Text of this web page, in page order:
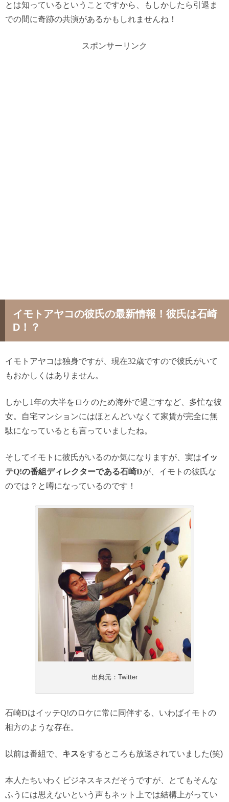
とは知っているということですから、もしかしたら引退ま
での間に奇跡の共演があるかもしれませんね！
スポンサーリンク
イモトアヤコの彼氏の最新情報！彼氏は石崎
D！？
イモトアヤコは独身ですが、現在32歳ですので彼氏がいて
もおかしくはありません。
しかし1年の大半をロケのため海外で過ごすなど、多忙な彼
女。自宅マンションにはほとんどいなくて家賃が完全に無
駄になっているとも言っていましたね。
そしてイモトに彼氏がいるのか気になりますが、実はイッ
テQ!の番組ディレクターである石崎Dが、イモトの彼氏な
のでは？と噂になっているのです！
出典元：Twitter
石崎DはイッテQ!のロケに常に同伴する、いわばイモトの
相方のような存在。
以前は番組で、 キスをするところも放送されていました(笑)
本人たちいわくビジネスキスだそうですが、とてもそんな
ふうには思えないという声もネット上では結構上がってい